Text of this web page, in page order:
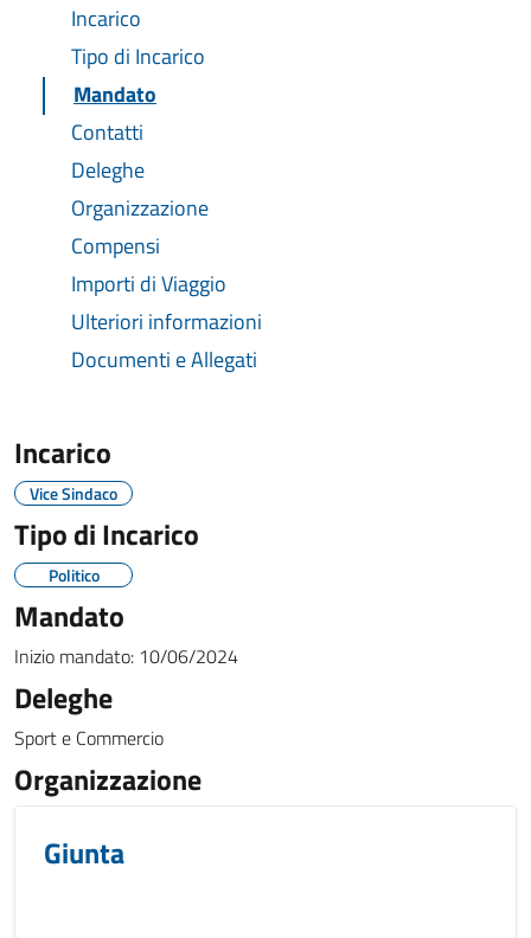
Incarico
Tipo di Incarico
Mandato
Contatti
Deleghe
Organizzazione
Compensi
Importi di Viaggio
Ulteriori informazioni
Documenti e Allegati
Incarico
Vice Sindaco
Tipo di Incarico
Politico
Mandato
Inizio mandato: 10/06/2024
Deleghe
Sport e Commercio
Organizzazione
Giunta